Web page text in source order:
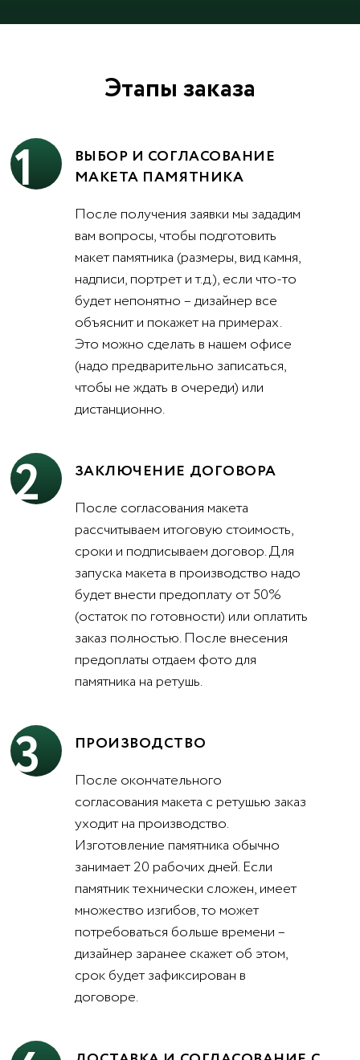
Этапы заказа
1
ВЫБОР И СОГЛАСОВАНИЕ
МАКЕТА ПАМЯТНИКА
После получения заявки мы зададим
вам вопросы, чтобы подготовить
макет памятника (размеры, вид камня,
надписи, портрет и т.д.), если что-то
будет непонятно – дизайнер все
объяснит и покажет на примерах.
Это можно сделать в нашем офисе
(надо предварительно записаться,
чтобы не ждать в очереди) или
дистанционно.
2
ЗАКЛЮЧЕНИЕ ДОГОВОРА
После согласования макета
рассчитываем итоговую стоимость,
сроки и подписываем договор. Для
запуска макета в производство надо
будет внести предоплату от 50%
(остаток по готовности) или оплатить
заказ полностью. После внесения
предоплаты отдаем фото для
памятника на ретушь.
3
ПРОИЗВОДСТВО
После окончательного
согласования макета с ретушью заказ
уходит на производство.
Изготовление памятника обычно
занимает 20 рабочих дней. Если
памятник технически сложен, имеет
множество изгибов, то может
потребоваться больше времени –
дизайнер заранее скажет об этом,
срок будет зафиксирован в
договоре.